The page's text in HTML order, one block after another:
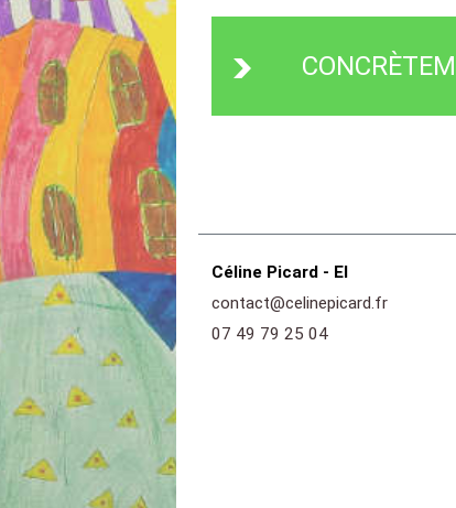
Céline Picard - EI
contact@celinepicard.fr
07 49 79 25 04